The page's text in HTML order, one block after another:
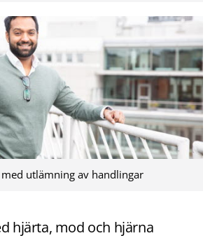
utlämning av handlingar
hjärta, mod och hjärna